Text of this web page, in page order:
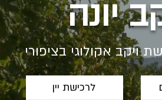
יונה
ויקב אקולוגי בציפורי
לרכישת יין